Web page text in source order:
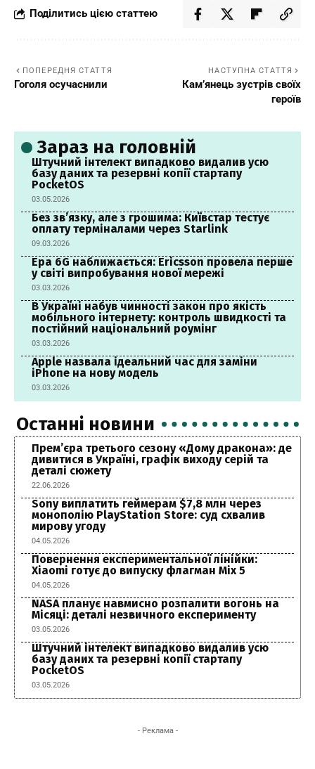
Поділитись цією статтею
ПОПЕРЕДНЯ СТАТТЯ
Гоголя осучаснили
НАСТУПНА СТАТТЯ
Кам’янець зустрів своїх
героїв
Зараз на головній
Штучний інтелект випадково видалив усю
базу даних та резервні копії стартапу
PocketOS
03.05.2026
Без зв’язку, але з грошима: Київстар тестує
оплату терміналами через Starlink
09.03.2026
Ера 6G наближається: Ericsson провела перше
у світі випробування нової мережі
03.03.2026
В Україні набув чинності закон про якість
мобільного інтернету: контроль швидкості та
постійний національний роумінг
03.03.2026
Apple назвала ідеальний час для заміни
iPhone на нову модель
03.03.2026
Останні новини
Прем’єра третього сезону «Дому дракона»: де
дивитися в Україні, графік виходу серій та
деталі сюжету
22.06.2026
Sony виплатить геймерам $7,8 млн через
монополію PlayStation Store: суд схвалив
мирову угоду
04.05.2026
Повернення експериментальної лінійки:
Xiaomi готує до випуску флагман Mix 5
04.05.2026
NASA планує навмисно розпалити вогонь на
Місяці: деталі незвичного експерименту
03.05.2026
Штучний інтелект випадково видалив усю
базу даних та резервні копії стартапу
PocketOS
03.05.2026
- Реклама -